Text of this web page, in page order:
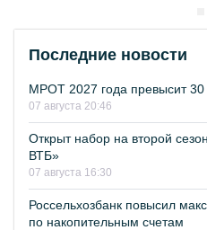
Последние новости
МРОТ 2027 года превысит 30
07 августа 20:46
Открыт набор на второй
ВТБ»
07 августа 16:30
Россельхозбанк повысил
по накопительным счетам